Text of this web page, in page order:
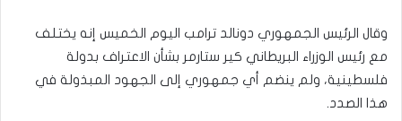
وقال الرئيس الجمهوري دونالد ترامب اليوم الخميس إنه يختلف
مع رئيس الوزراء البريطاني كير ستارمر بشأن الاعتراف بدولة
فلسطينية، ولم ينضم أي جمهوري إلى الجهود المبذولة في
هذا الصدد.